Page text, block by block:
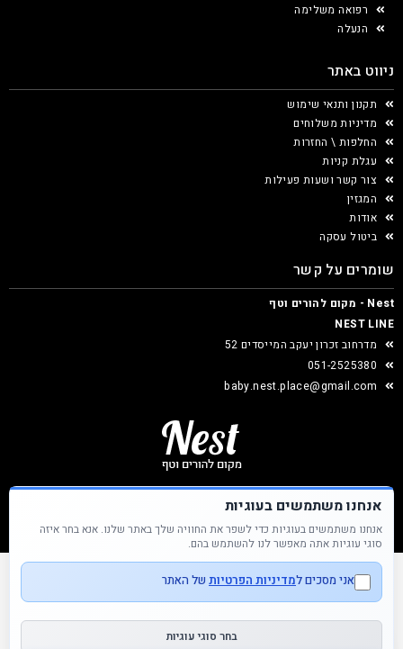
רפואה משלימה
הנעלה
ניווט באתר
תקנון ותנאי שימוש
מדיניות משלוחים
החלפות \ החזרות
עגלת קניות
צור קשר ושעות פעילות
המגזין
אודות
ביטול עסקה
שומרים על קשר
Nest - מקום להורים וטף
NEST LINE
מדרחוב זכרון יעקב המייסדים 52
051-2525380
baby.nest.place@gmail.com
Nest &copy כל הזכויות שמורות
אנחנו משתמשים בעוגיות
אנחנו משתמשים בעוגיות כדי לשפר את החוויה שלך באתר שלנו. אנא בחר איזה
סוגי עוגיות אתה מאפשר לנו להשתמש בהם.
אני מסכים למדיניות הפרטיות של האתר
בחר סוגי עוגיות